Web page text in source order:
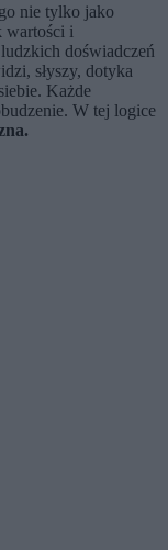
nie tylko jako
wartości i
doświadczeń
słyszy, dotyka
Każde
W tej logice